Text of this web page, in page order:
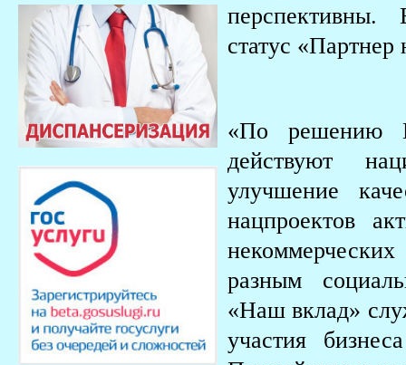
перспективны.
статус
«По решению
действуют
улучшение
нацпроектов
разным
«Наш вклад»
участия